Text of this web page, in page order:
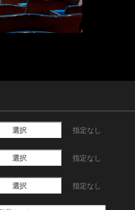
選択 指定なし
選択 指定なし
選択 指定なし